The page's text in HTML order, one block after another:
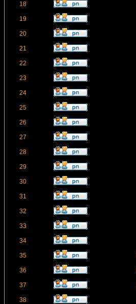
18
19
20
21
22
23
24
25
26
27
28
29
30
31
32
33
34
35
36
37
38